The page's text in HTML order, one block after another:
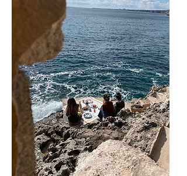
Terms and Conditions